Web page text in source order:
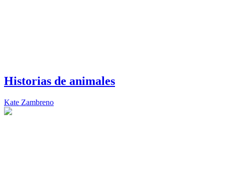
Historias de animales
Kate Zambreno